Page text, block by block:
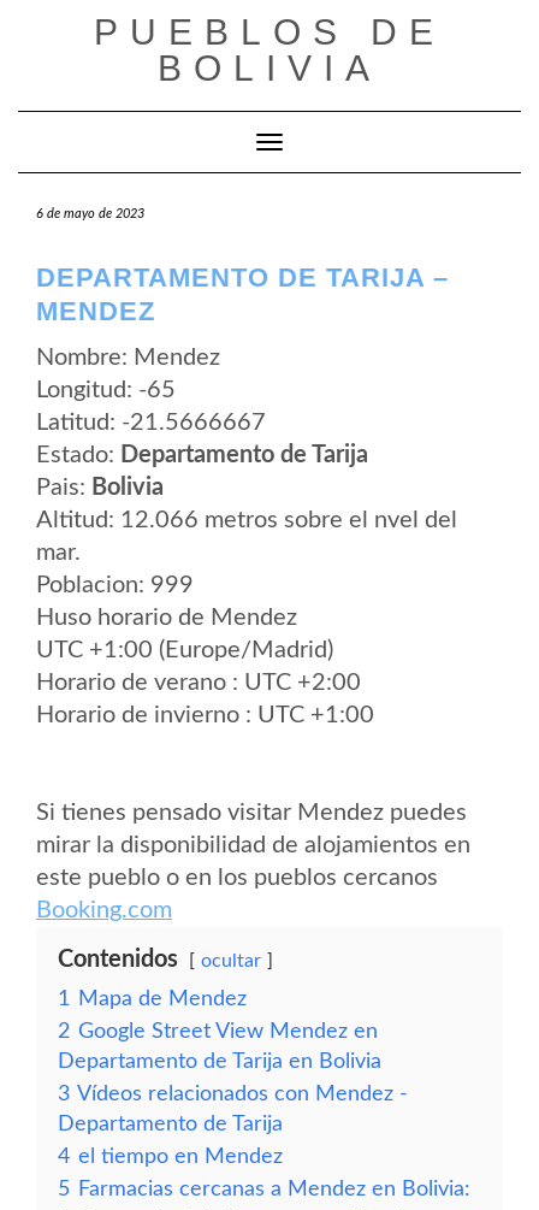
PUEBLOS DE
BOLIVIA
Cambiar modo de navegación
6 de mayo de 2023
DEPARTAMENTO DE TARIJA –
MENDEZ
Nombre: Mendez
Longitud: -65
Latitud: -21.5666667
Estado: Departamento de Tarija
Pais: Bolivia
Altitud: 12.066 metros sobre el nvel del
mar.
Poblacion: 999
Huso horario de Mendez
UTC +1:00 (Europe/Madrid)
Horario de verano : UTC +2:00
Horario de invierno : UTC +1:00
Si tienes pensado visitar Mendez puedes
mirar la disponibilidad de alojamientos en
este pueblo o en los pueblos cercanos
Booking.com
Contenidos ocultar
1
Mapa de Mendez
2 Google Street View Mendez en
Departamento de Tarija en Bolivia
3 Vídeos relacionados con Mendez -
Departamento de Tarija
4 el tiempo en Mendez
5 Farmacias cercanas a Mendez en Bolivia: